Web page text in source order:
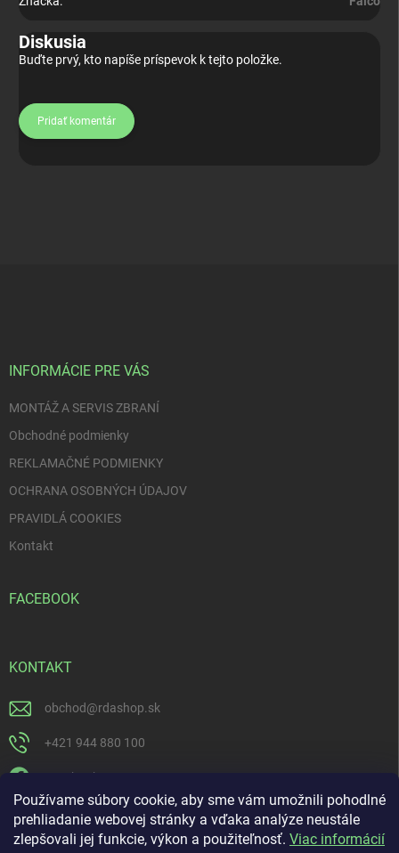
Používame súbory cookie, aby sme vám umožnili pohodlné
prehliadanie webovej stránky a vďaka analýze neustále
zlepšovali jej funkcie, výkon a použiteľnosť. Viac informácií
Diskusia
Buďte prvý, kto napíše príspevok k tejto položke.
Pridať komentár
INFORMÁCIE PRE VÁS
MONTÁŽ A SERVIS ZBRANÍ
Obchodné podmienky
REKLAMAČNÉ PODMIENKY
OCHRANA OSOBNÝCH ÚDAJOV
PRAVIDLÁ COOKIES
Kontakt
FACEBOOK
KONTAKT
obchod@rdashop.sk
+421 944 880 100
Facebook
rda_rdashop
https://www.youtube.com/channel/UCSillo0X5j1_5o-ijdrpwaQ